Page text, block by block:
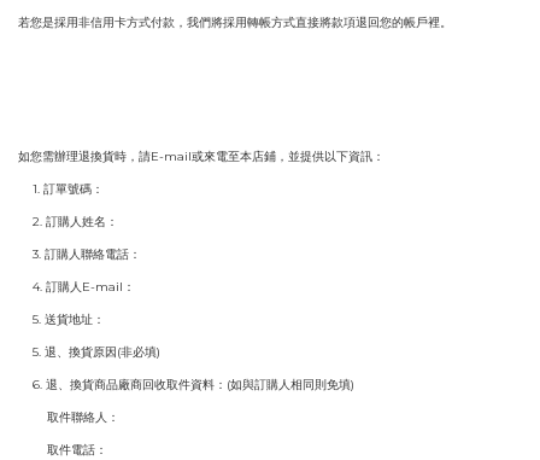
若您是採用非信用卡方式付款，我們將採用轉帳方式直接將款項退回您的帳戶裡。
如您需辦理退換貨時，請E-mail或來電至本店鋪，並提供以下資訊：
1. 訂單號碼：
2. 訂購人姓名：
3. 訂購人聯絡電話：
4. 訂購人E-mail：
5. 送貨地址：
5. 退、換貨原因(非必填)
6. 退、換貨商品廠商回收取件資料：(如與訂購人相同則免填)
取件聯絡人：
取件電話：